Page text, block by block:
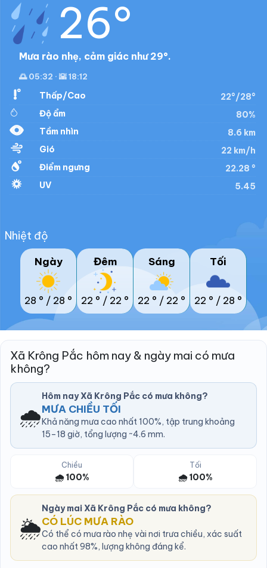
26°
Mưa rào nhẹ, cảm giác như 29°.
🌅 05:32 · 🌇 18:12
Thấp/Cao
22°/28°
Độ ẩm
80%
Tầm nhìn
8.6 km
Gió
22 km/h
Điểm ngưng
22.28 °
UV
5.45
Nhiệt độ
Ngày
28 ° / 28 °
Đêm
22 ° / 22 °
Sáng
22 ° / 22 °
Tối
22 ° / 28 °
Xã Krông Pắc hôm nay & ngày mai có mưa
không?
🌧️
Hôm nay Xã Krông Pắc có mưa không?
MƯA CHIỀU TỐI
Khả năng mưa cao nhất 100%, tập trung khoảng
15–18 giờ, tổng lượng ~4.6 mm.
Chiều
🌧️ 100%
Tối
🌧️ 100%
🌦️
Ngày mai Xã Krông Pắc có mưa không?
CÓ LÚC MƯA RÀO
Có thể có mưa rào nhẹ vài nơi trưa chiều, xác suất
cao nhất 98%, lượng không đáng kể.